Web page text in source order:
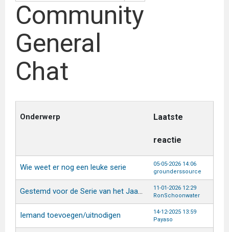
Community
General
Chat
Onderwerp Laatste
reactie
Wie weet er nog een leuke serie
05-05-2026 14:06
grounderssource
Gestemd voor de Serie van het Jaar verkiezing 2025
11-01-2026 12:29
RonSchoonwater
Iemand toevoegen/uitnodigen
14-12-2025 13:59
Payaso